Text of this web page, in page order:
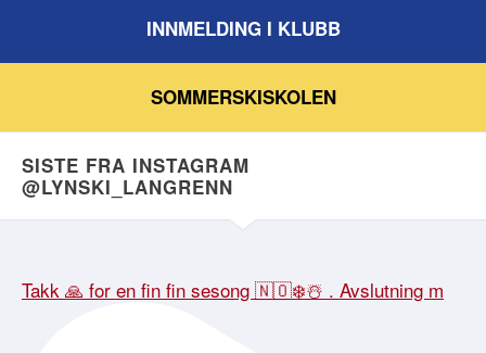
INNMELDING I KLUBB
SOMMERSKISKOLEN
SISTE FRA INSTAGRAM
@LYNSKI_LANGRENN
Takk 🙏 for en fin fin sesong 🇳🇴❄️☃️ . Avslutning m